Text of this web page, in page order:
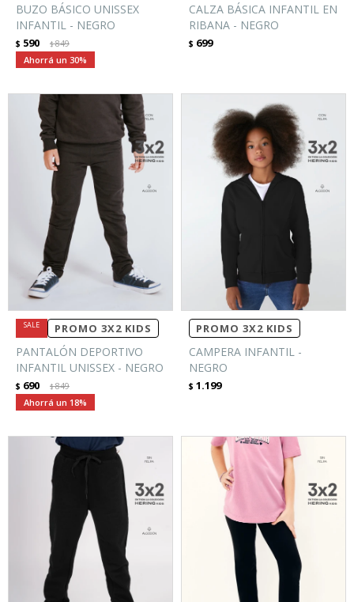
BUZO BÁSICO UNISSEX
INFANTIL - NEGRO
$ 590 $849
30
CALZA BÁSICA INFANTIL EN
RIBANA - NEGRO
$ 699
PROMO 3X2 KIDS
PANTALÓN DEPORTIVO
INFANTIL UNISSEX - NEGRO
$ 690 $849
18
PROMO 3X2 KIDS
CAMPERA INFANTIL -
NEGRO
$ 1.199